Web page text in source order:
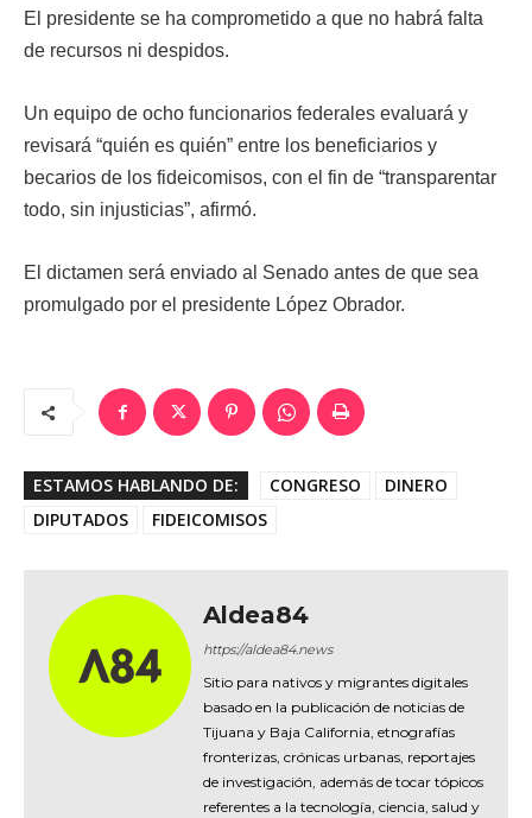
El presidente se ha comprometido a que no habrá falta
de recursos ni despidos.
Un equipo de ocho funcionarios federales evaluará y
revisará “quién es quién” entre los beneficiarios y
becarios de los fideicomisos, con el fin de “transparentar
todo, sin injusticias”, afirmó.
El dictamen será enviado al Senado antes de que sea
promulgado por el presidente López Obrador.
ESTAMOS HABLANDO DE: CONGRESO
DINERO
DIPUTADOS
FIDEICOMISOS
Aldea84
https://aldea84.news
Sitio para nativos y migrantes digitales
basado en la publicación de noticias de
Tijuana y Baja California, etnografías
fronterizas, crónicas urbanas, reportajes
de investigación, además de tocar tópicos
referentes a la tecnología, ciencia, salud y